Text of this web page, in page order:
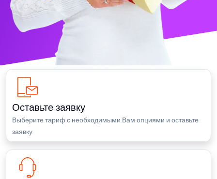
Оставьте заявку
Выберите тариф с необходимыми Вам опциями и оставьте
заявку